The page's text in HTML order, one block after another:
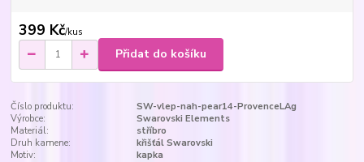
399 Kč/kus
Přidat do košíku
Číslo produktu:
SW-vlep-nah-pear14-ProvenceLAg
Výrobce:
Swarovski Elements
Materiál:
stříbro
Druh kamene:
křišťál Swarovski
Motiv:
kapka